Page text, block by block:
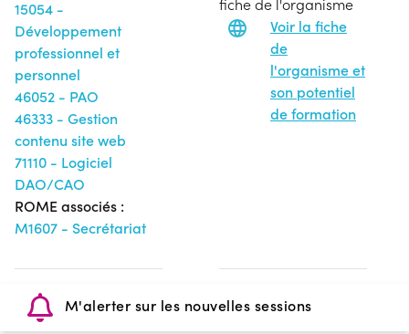
15054 -
Développement
professionnel et
personnel
46052 - PAO
46333 - Gestion
contenu site web
71110 - Logiciel
DAO/CAO
ROME associés :
M1607 - Secrétariat
fiche de l'organisme
Voir la fiche
de
l'organisme et
son potentiel
de formation
M'alerter sur les nouvelles sessions